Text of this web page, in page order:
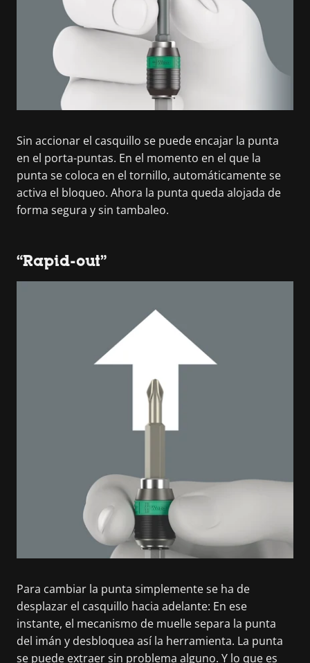
Sin accionar el casquillo se puede encajar la punta
en el porta-puntas. En el momento en el que la
punta se coloca en el tornillo, automáticamente se
activa el bloqueo. Ahora la punta queda alojada de
forma segura y sin tambaleo.
“Rapid-out”
Para cambiar la punta simplemente se ha de
desplazar el casquillo hacia adelante: En ese
instante, el mecanismo de muelle separa la punta
del imán y desbloquea así la herramienta. La punta
se puede extraer sin problema alguno. Y lo que es